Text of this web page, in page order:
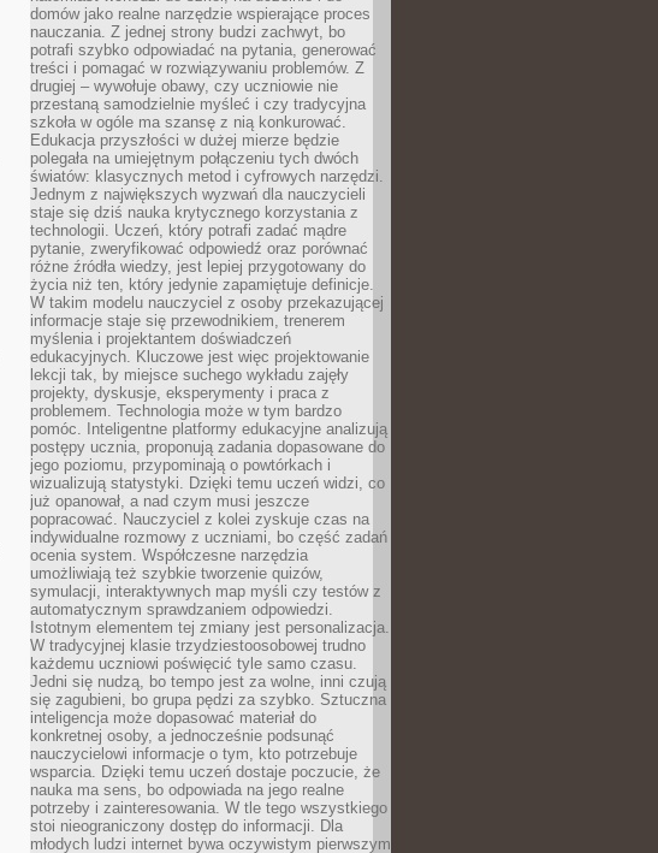
domów jako realne narzędzie wspierające proces
nauczania. Z jednej strony budzi zachwyt, bo
potrafi szybko odpowiadać na pytania, generować
treści i pomagać w rozwiązywaniu problemów. Z
drugiej – wywołuje obawy, czy uczniowie nie
przestaną samodzielnie myśleć i czy tradycyjna
szkoła w ogóle ma szansę z nią konkurować.
Edukacja przyszłości w dużej mierze będzie
polegała na umiejętnym połączeniu tych dwóch
światów: klasycznych metod i cyfrowych narzędzi.
Jednym z największych wyzwań dla nauczycieli
staje się dziś nauka krytycznego korzystania z
technologii. Uczeń, który potrafi zadać mądre
pytanie, zweryfikować odpowiedź oraz porównać
różne źródła wiedzy, jest lepiej przygotowany do
życia niż ten, który jedynie zapamiętuje definicje.
W takim modelu nauczyciel z osoby przekazującej
informacje staje się przewodnikiem, trenerem
myślenia i projektantem doświadczeń
edukacyjnych. Kluczowe jest więc projektowanie
lekcji tak, by miejsce suchego wykładu zajęły
projekty, dyskusje, eksperymenty i praca z
problemem. Technologia może w tym bardzo
pomóc. Inteligentne platformy edukacyjne analizują
postępy ucznia, proponują zadania dopasowane do
jego poziomu, przypominają o powtórkach i
wizualizują statystyki. Dzięki temu uczeń widzi, co
już opanował, a nad czym musi jeszcze
popracować. Nauczyciel z kolei zyskuje czas na
indywidualne rozmowy z uczniami, bo część zadań
ocenia system. Współczesne narzędzia
umożliwiają też szybkie tworzenie quizów,
symulacji, interaktywnych map myśli czy testów z
automatycznym sprawdzaniem odpowiedzi.
Istotnym elementem tej zmiany jest personalizacja.
W tradycyjnej klasie trzydziestoosobowej trudno
każdemu uczniowi poświęcić tyle samo czasu.
Jedni się nudzą, bo tempo jest za wolne, inni czują
się zagubieni, bo grupa pędzi za szybko. Sztuczna
inteligencja może dopasować materiał do
konkretnej osoby, a jednocześnie podsunąć
nauczycielowi informacje o tym, kto potrzebuje
wsparcia. Dzięki temu uczeń dostaje poczucie, że
nauka ma sens, bo odpowiada na jego realne
potrzeby i zainteresowania. W tle tego wszystkiego
stoi nieograniczony dostęp do informacji. Dla
młodych ludzi internet bywa oczywistym pierwszym